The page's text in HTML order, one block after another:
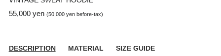
通
価
販
価
55,000 yen (50,000 yen before-tax)
DESCRIPTION MATERIAL SIZE GUIDE